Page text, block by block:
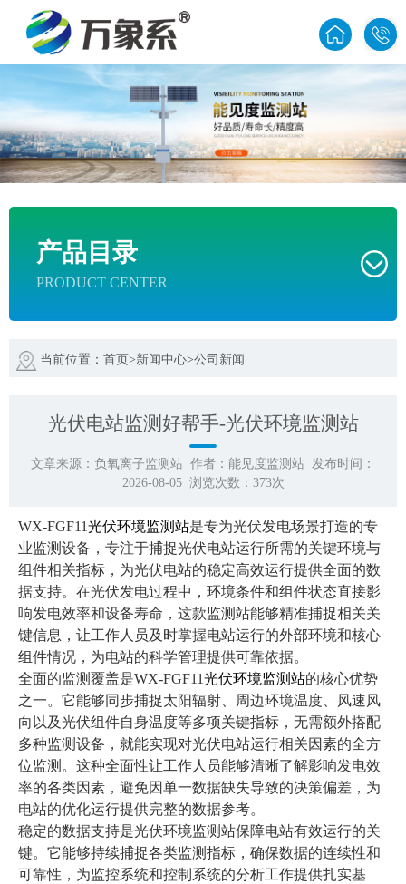
产品目录
PRODUCT CENTER
当前位置： 首页>新闻中心>公司新闻
光伏电站监测好帮手-光伏环境监测站
文章来源： 负氧离子监测站 作者： 能见度监测站 发布时间：
2026-08-05 浏览次数： 373次
WX-FGF11光伏环境监测站是专为光伏发电场景打造的专
业监测设备，专注于捕捉光伏电站运行所需的关键环境与
组件相关指标，为光伏电站的稳定高效运行提供全面的数
据支持。在光伏发电过程中，环境条件和组件状态直接影
响发电效率和设备寿命，这款监测站能够精准捕捉相关关
键信息，让工作人员及时掌握电站运行的外部环境和核心
组件情况，为电站的科学管理提供可靠依据。
全面的监测覆盖是WX-FGF11光伏环境监测站的核心优势
之一。它能够同步捕捉太阳辐射、周边环境温度、风速风
向以及光伏组件自身温度等多项关键指标，无需额外搭配
多种监测设备，就能实现对光伏电站运行相关因素的全方
位监测。这种全面性让工作人员能够清晰了解影响发电效
率的各类因素，避免因单一数据缺失导致的决策偏差，为
电站的优化运行提供完整的数据参考。
稳定的数据支持是光伏环境监测站保障电站有效运行的关
键。它能够持续捕捉各类监测指标，确保数据的连续性和
可靠性，为监控系统和控制系统的分析工作提供扎实基